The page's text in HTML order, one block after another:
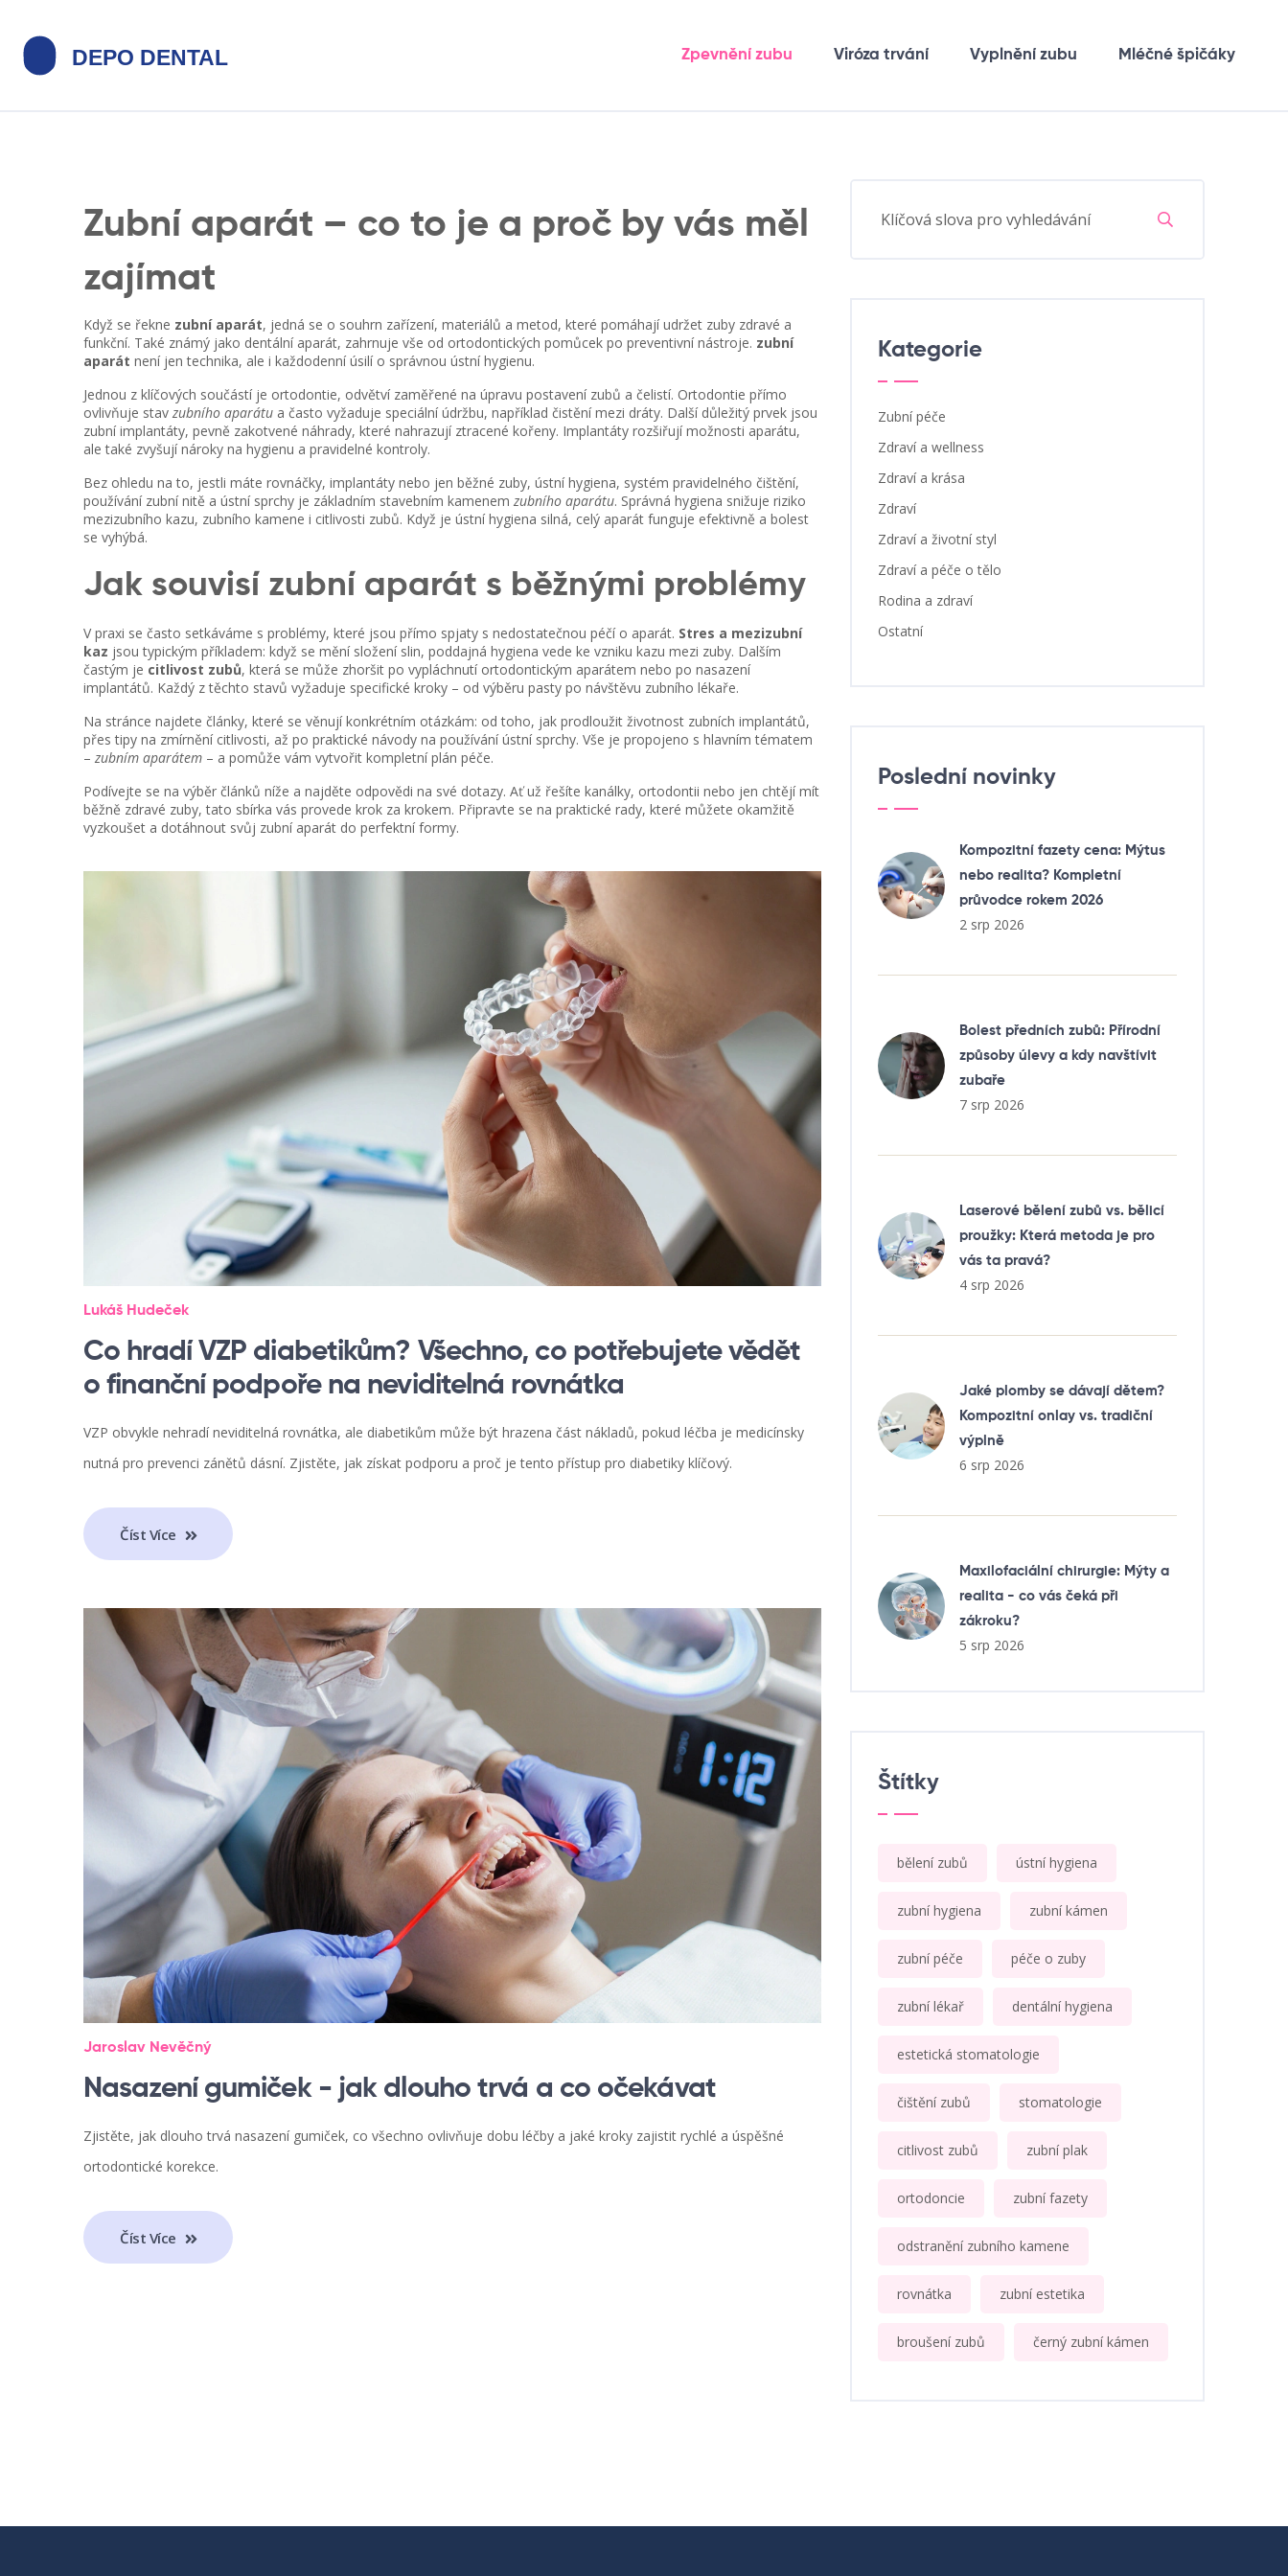
Zpevnění zubu Viróza trvání Vyplnění zubu Mléčné špičáky
Zubní aparát – co to je a proč by vás měl
zajímat
Když se řekne zubní aparát, jedná se o souhrn zařízení, materiálů a metod, které pomáhají udržet zuby zdravé a
funkční. Také známý jako dentální aparát, zahrnuje vše od ortodontických pomůcek po preventivní nástroje. zubní
aparát není jen technika, ale i každodenní úsilí o správnou ústní hygienu.
Jednou z klíčových součástí je ortodontie, odvětví zaměřené na úpravu postavení zubů a čelistí. Ortodontie přímo
ovlivňuje stav zubního aparátu a často vyžaduje speciální údržbu, například čistění mezi dráty. Další důležitý prvek jsou
zubní implantáty, pevně zakotvené náhrady, které nahrazují ztracené kořeny. Implantáty rozšiřují možnosti aparátu,
ale také zvyšují nároky na hygienu a pravidelné kontroly.
Bez ohledu na to, jestli máte rovnáčky, implantáty nebo jen běžné zuby, ústní hygiena, systém pravidelného čištění,
používání zubní nitě a ústní sprchy je základním stavebním kamenem zubního aparátu. Správná hygiena snižuje riziko
mezizubního kazu, zubního kamene i citlivosti zubů. Když je ústní hygiena silná, celý aparát funguje efektivně a bolest
se vyhýbá.
Jak souvisí zubní aparát s běžnými problémy
V praxi se často setkáváme s problémy, které jsou přímo spjaty s nedostatečnou péčí o aparát. Stres a mezizubní
kaz jsou typickým příkladem: když se mění složení slin, poddajná hygiena vede ke vzniku kazu mezi zuby. Dalším
častým je citlivost zubů, která se může zhoršit po vypláchnutí ortodontickým aparátem nebo po nasazení
implantátů. Každý z těchto stavů vyžaduje specifické kroky – od výběru pasty po návštěvu zubního lékaře.
Na stránce najdete články, které se věnují konkrétním otázkám: od toho, jak prodloužit životnost zubních implantátů,
přes tipy na zmírnění citlivosti, až po praktické návody na používání ústní sprchy. Vše je propojeno s hlavním tématem
– zubním aparátem – a pomůže vám vytvořit kompletní plán péče.
Podívejte se na výběr článků níže a najděte odpovědi na své dotazy. Ať už řešíte kanálky, ortodontii nebo jen chtějí mít
běžně zdravé zuby, tato sbírka vás provede krok za krokem. Připravte se na praktické rady, které můžete okamžitě
vyzkoušet a dotáhnout svůj zubní aparát do perfektní formy.
Lukáš Hudeček
Co hradí VZP diabetikům? Všechno, co potřebujete vědět
o finanční podpoře na neviditelná rovnátka
VZP obvykle nehradí neviditelná rovnátka, ale diabetikům může být hrazena část nákladů, pokud léčba je medicínsky
nutná pro prevenci zánětů dásní. Zjistěte, jak získat podporu a proč je tento přístup pro diabetiky klíčový.
Číst Více
Jaroslav Nevěčný
Nasazení gumiček - jak dlouho trvá a co očekávat
Zjistěte, jak dlouho trvá nasazení gumiček, co všechno ovlivňuje dobu léčby a jaké kroky zajistit rychlé a úspěšné
ortodontické korekce.
Číst Více
Kategorie
Zubní péče
Zdraví a wellness
Zdraví a krása
Zdraví
Zdraví a životní styl
Zdraví a péče o tělo
Rodina a zdraví
Ostatní
Poslední novinky
Kompozitní fazety cena: Mýtus
nebo realita? Kompletní
průvodce rokem 2026
2 srp 2026
Bolest předních zubů: Přírodní
způsoby úlevy a kdy navštívit
zubaře
7 srp 2026
Laserové bělení zubů vs. bělicí
proužky: Která metoda je pro
vás ta pravá?
4 srp 2026
Jaké plomby se dávají dětem?
Kompozitní onlay vs. tradiční
výplně
6 srp 2026
Maxilofaciální chirurgie: Mýty a
realita - co vás čeká při
zákroku?
5 srp 2026
Štítky
bělení zubů ústní hygiena
zubní hygiena zubní kámen
zubní péče péče o zuby
zubní lékař dentální hygiena
estetická stomatologie
čištění zubů stomatologie
citlivost zubů zubní plak
ortodoncie zubní fazety
odstranění zubního kamene
rovnátka zubní estetika
broušení zubů černý zubní kámen